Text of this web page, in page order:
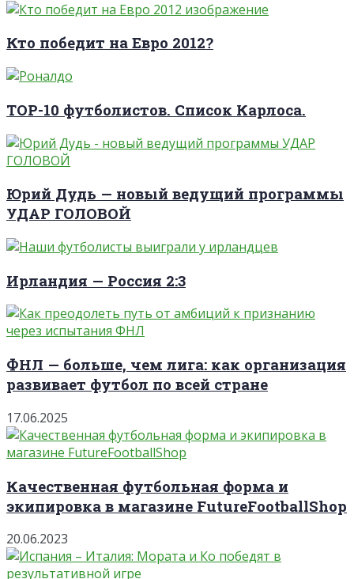
Кто победит на Евро 2012?
TOP-10 футболистов. Список Карлоса.
Юрий Дудь — новый ведущий программы
УДАР ГОЛОВОЙ
Ирландия — Россия 2:3
ФНЛ — больше, чем лига: как организация
развивает футбол по всей стране
17.06.2025
Качественная футбольная форма и
экипировка в магазине FutureFootballShop
20.06.2023